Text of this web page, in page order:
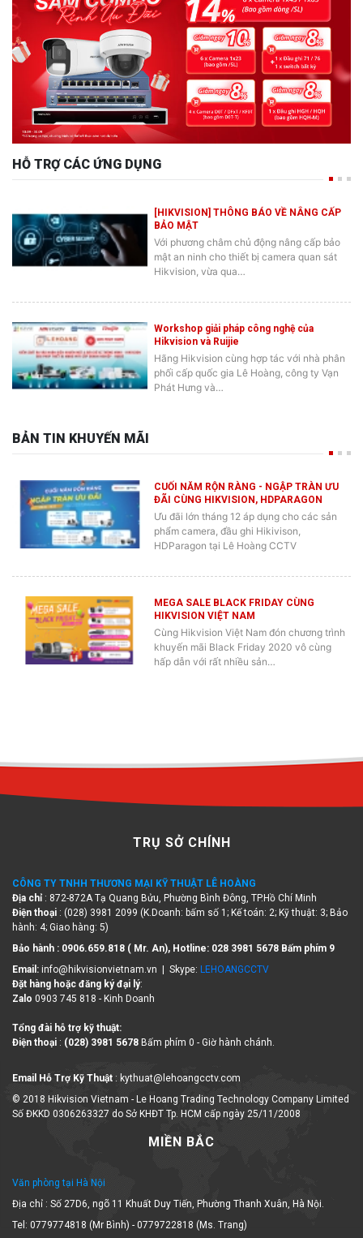
HỖ TRỢ CÁC ỨNG DỤNG
[HIKVISION] THÔNG BÁO VỀ NÂNG CẤP
BẢO MẬT
Với phương châm chủ động nâng cấp bảo
mật an ninh cho thiết bị camera quan sát
Hikvision, vừa qua…
Workshop giải pháp công nghệ của
Hikvision và Ruijie
Hãng Hikvision cùng hợp tác với nhà phân
phối cấp quốc gia Lê Hoàng, công ty Vạn
Phát Hưng và…
BẢN TIN KHUYẾN MÃI
CUỐI NĂM RỘN RÀNG - NGẬP TRÀN ƯU
ĐÃI CÙNG HIKVISION, HDPARAGON
Ưu đãi lớn tháng 12 áp dụng cho các sản
phẩm camera, đầu ghi Hikivison,
HDParagon tại Lê Hoàng CCTV
MEGA SALE BLACK FRIDAY CÙNG
HIKVISION VIỆT NAM
Cùng Hikvision Việt Nam đón chương trình
khuyến mãi Black Friday 2020 vô cùng
hấp dẫn với rất nhiều sản…
TRỤ SỞ CHÍNH
CÔNG TY TNHH THƯƠNG MẠI KỸ THUẬT LÊ HOÀNG
Địa chỉ : 872-872A Tạ Quang Bửu, Phường Bình Đông, TP.Hồ Chí Minh
Điện thoại : (028) 3981 2099 (K.Doanh: bấm số 1; Kế toán: 2; Kỹ thuật: 3; Bảo
hành: 4; Giao hàng: 5)
Bảo hành : 0906.659.818 ( Mr. An), Hotline: 028 3981 5678 Bấm phím 9
Email: info@hikvisionvietnam.vn | Skype: LEHOANGCCTV
Đặt hàng hoặc đăng ký đại lý:
Zalo 0903 745 818 - Kinh Doanh
Tổng đài hỗ trợ kỹ thuật:
Điện thoại : (028) 3981 5678 Bấm phím 0 - Giờ hành chánh.
Email Hỗ Trợ Kỹ Thuật : kythuat@lehoangcctv.com
© 2018 Hikvision Vietnam - Le Hoang Trading Technology Company Limited
Số ĐKKD 0306263327 do Sở KHĐT Tp. HCM cấp ngày 25/11/2008
MIỀN BẮC
Văn phòng tại Hà Nội
Địa chỉ : Số 27D6, ngõ 11 Khuất Duy Tiến, Phường Thanh Xuân, Hà Nội.
Tel: 0779774818 (Mr Bình) - 0779722818 (Ms. Trang)